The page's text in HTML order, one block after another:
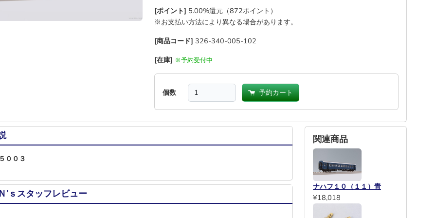
[ポイント] 5.00%還元（872ポイント）
※お支払い方法により異なる場合があります。
[商品コード] 326-340-005-102
[在庫] ※予約受付中
個数 予約カート
００３
’ｓスタッフレビュー
関連商品
ナハフ１０（１１）青
¥18,018